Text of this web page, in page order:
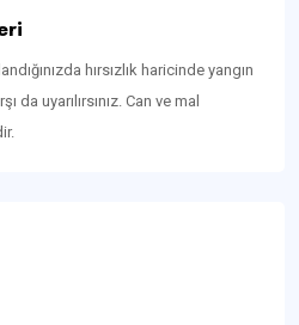
hırsızlık haricinde yangın
da uyarılırsınız. Can ve mal